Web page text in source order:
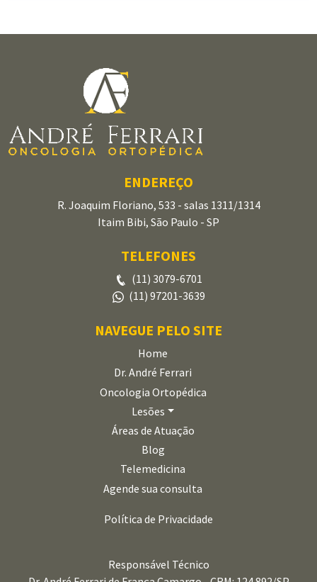
ENDEREÇO
R. Joaquim Floriano, 533 - salas 1311/1314
Itaim Bibi, São Paulo - SP
TELEFONES
(11) 3079-6701
(11) 97201-3639
NAVEGUE PELO SITE
Home
Dr. André Ferrari
Oncologia Ortopédica
Lesões
Áreas de Atuação
Blog
Telemedicina
Agende sua consulta
Política de Privacidade
Responsável Técnico